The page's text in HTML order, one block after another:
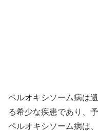
ペルオキシソーム病は
る希少な疾患であり、
ペルオキシソーム病は